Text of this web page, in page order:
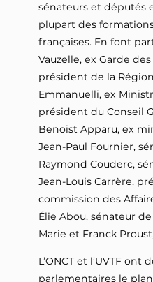
sénateurs et députés
plupart des
françaises. En font
Vauzelle, ex Garde
président de la
Emmanuelli, ex
président du Conseil
Benoist Apparu, ex
Jean-Paul Fournier,
Raymond Couderc,
Jean-Louis Carrère,
commission des
Élie Abou, sénateur
Marie et Franck
L’ONCT et l’UVTF ont
parlementaires le